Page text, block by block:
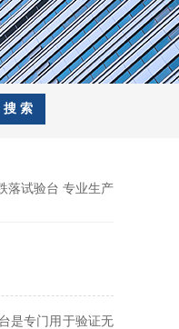
落试验台 专业生产
是专门用于验证无